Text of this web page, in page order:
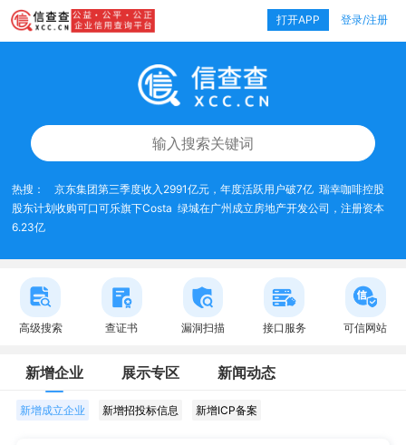
打开APP 登录/注册
热搜： 京东集团第三季度收入2991亿元，年度活跃用户破7亿 瑞幸咖啡控股
股东计划收购可口可乐旗下Costa 绿城在广州成立房地产开发公司，注册资本
6.23亿
高级搜索 查证书 漏洞扫描 接口服务 可信网站
新增企业 展示专区 新闻动态
新增成立企业 新增招投标信息 新增ICP备案